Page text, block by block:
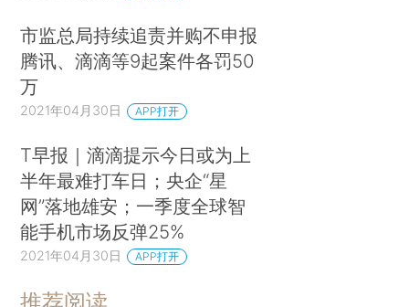
市监总局持续追责并购不申报
腾讯、滴滴等9起案件各罚50
万
2021年04月30日 APP打开
T早报｜滴滴提示今日或为上
半年最难打车日；央企“星
网”落地雄安；一季度全球智
能手机市场反弹25%
2021年04月30日 APP打开